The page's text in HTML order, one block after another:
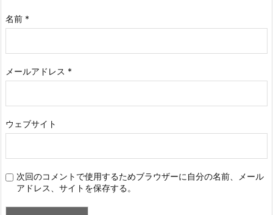
名前 *
メールアドレス *
ウェブサイト
次回のコメントで使用するためブラウザーに自分の名前、メール
アドレス、サイトを保存する。